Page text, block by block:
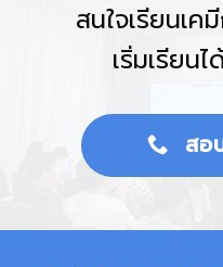
สนใจเรียนเ
เริ่มเรียน
สอ